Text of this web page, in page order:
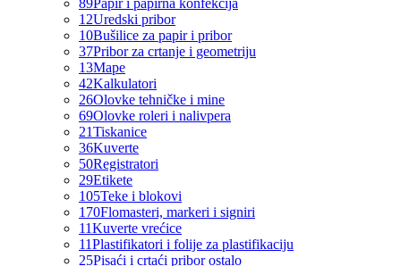
89Papir i papirna konfekcija
12Uredski pribor
10Bušilice za papir i pribor
37Pribor za crtanje i geometriju
13Mape
42Kalkulatori
26Olovke tehničke i mine
69Olovke roleri i nalivpera
21Tiskanice
36Kuverte
50Registratori
29Etikete
105Teke i blokovi
170Flomasteri, markeri i signiri
11Kuverte vrećice
11Plastifikatori i folije za plastifikaciju
25Pisaći i crtaći pribor ostalo